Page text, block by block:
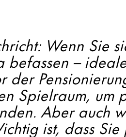
Wenn Sie
befassen –
der
Spielraum, um
Aber auch
ist, dass Sie